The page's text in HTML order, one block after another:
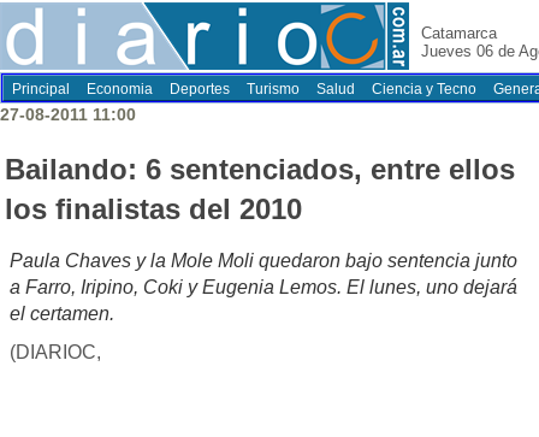
Catamarca
Jueves 06 de
Principal Economia Deportes Turismo Salud Ciencia y Tecno
27-08-2011 11:00
Bailando: 6 sentenciados, entre ellos
los finalistas del 2010
Paula Chaves y la Mole Moli quedaron bajo sentencia junto
a Farro, Iripino, Coki y Eugenia Lemos. El lunes, uno dejará
el certamen.
(DIARIOC,